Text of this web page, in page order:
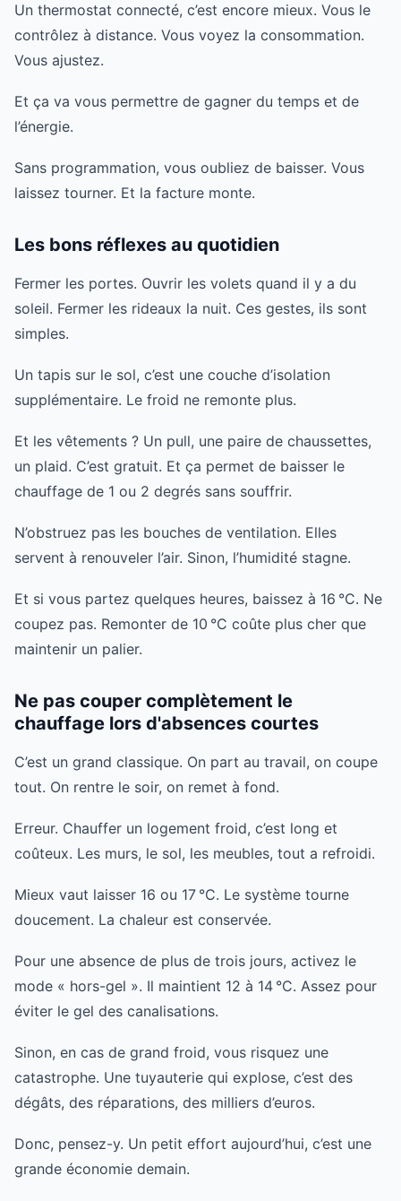
Un thermostat connecté, c’est encore mieux. Vous le
contrôlez à distance. Vous voyez la consommation.
Vous ajustez.
Et ça va vous permettre de gagner du temps et de
l’énergie.
Sans programmation, vous oubliez de baisser. Vous
laissez tourner. Et la facture monte.
Les bons réflexes au quotidien
Fermer les portes. Ouvrir les volets quand il y a du
soleil. Fermer les rideaux la nuit. Ces gestes, ils sont
simples.
Un tapis sur le sol, c’est une couche d’isolation
supplémentaire. Le froid ne remonte plus.
Et les vêtements ? Un pull, une paire de chaussettes,
un plaid. C’est gratuit. Et ça permet de baisser le
chauffage de 1 ou 2 degrés sans souffrir.
N’obstruez pas les bouches de ventilation. Elles
servent à renouveler l’air. Sinon, l’humidité stagne.
Et si vous partez quelques heures, baissez à 16 °C. Ne
coupez pas. Remonter de 10 °C coûte plus cher que
maintenir un palier.
Ne pas couper complètement le
chauffage lors d'absences courtes
C’est un grand classique. On part au travail, on coupe
tout. On rentre le soir, on remet à fond.
Erreur. Chauffer un logement froid, c’est long et
coûteux. Les murs, le sol, les meubles, tout a refroidi.
Mieux vaut laisser 16 ou 17 °C. Le système tourne
doucement. La chaleur est conservée.
Pour une absence de plus de trois jours, activez le
mode « hors-gel ». Il maintient 12 à 14 °C. Assez pour
éviter le gel des canalisations.
Sinon, en cas de grand froid, vous risquez une
catastrophe. Une tuyauterie qui explose, c’est des
dégâts, des réparations, des milliers d’euros.
Donc, pensez-y. Un petit effort aujourd’hui, c’est une
grande économie demain.